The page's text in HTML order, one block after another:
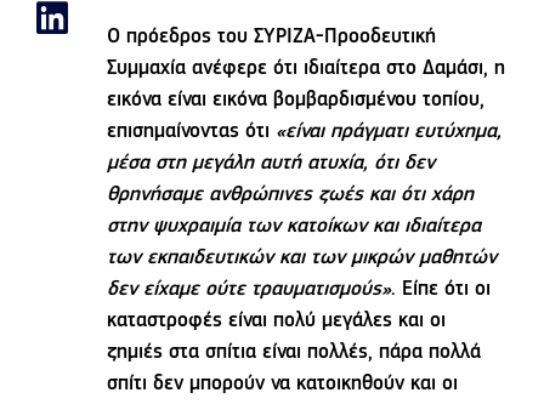
Ο πρόεδρος του ΣΥΡΙΖΑ-Προοδευτική
Συμμαχία ανέφερε ότι ιδιαίτερα στο Δαμάσι, η
εικόνα είναι εικόνα βομβαρδισμένου τοπίου,
επισημαίνοντας ότι «είναι πράγματι ευτύχημα,
μέσα στη μεγάλη αυτή ατυχία, ότι δεν
θρηνήσαμε ανθρώπινες ζωές και ότι χάρη
στην ψυχραιμία των κατοίκων και ιδιαίτερα
των εκπαιδευτικών και των μικρών μαθητών
δεν είχαμε ούτε τραυματισμούς». Είπε ότι οι
καταστροφές είναι πολύ μεγάλες και οι
ζημιές στα σπίτια είναι πολλές, πάρα πολλά
σπίτι δεν μπορούν να κατοικηθούν και οι